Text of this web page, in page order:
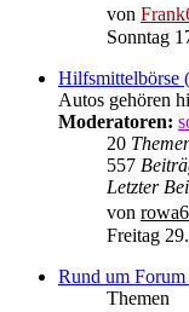
von
Sonntag
Hilfsmittelbörse
Autos gehören
Moderatoren:
20
557
Letzter
von
Freitag
Rund um
Themen